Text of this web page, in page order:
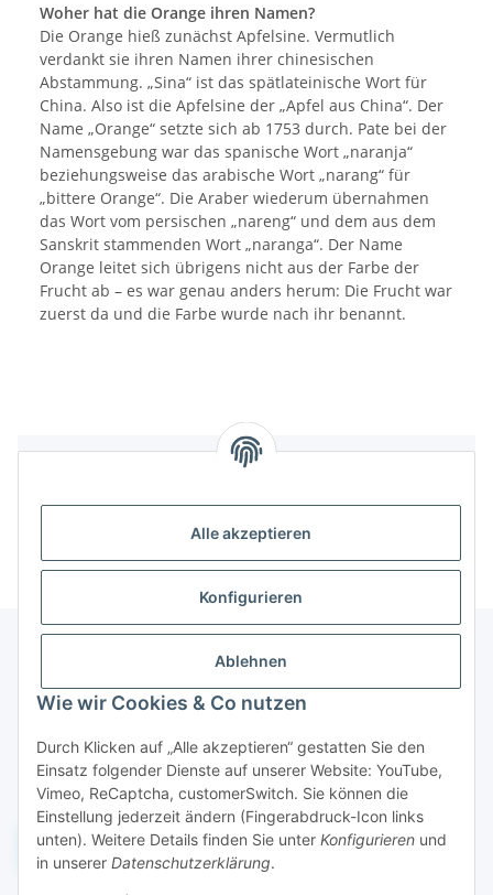
Alle akzeptieren
Konfigurieren
Ablehnen
Wie wir Cookies & Co nutzen
Durch Klicken auf „Alle akzeptieren“ gestatten Sie den
Einsatz folgender Dienste auf unserer Website: YouTube,
Vimeo, ReCaptcha, customerSwitch. Sie können die
Einstellung jederzeit ändern (Fingerabdruck-Icon links
unten). Weitere Details finden Sie unter Konfigurieren und
in unserer Datenschutzerklärung.
Woher hat die Orange ihren Namen?
Die Orange hieß zunächst Apfelsine. Vermutlich
verdankt sie ihren Namen ihrer chinesischen
Abstammung. „Sina“ ist das spätlateinische Wort für
China. Also ist die Apfelsine der „Apfel aus China“. Der
Name „Orange“ setzte sich ab 1753 durch. Pate bei der
Namensgebung war das spanische Wort „naranja“
beziehungsweise das arabische Wort „narang“ für
„bittere Orange“. Die Araber wiederum übernahmen
das Wort vom persischen „nareng“ und dem aus dem
Sanskrit stammenden Wort „naranga“. Der Name
Orange leitet sich übrigens nicht aus der Farbe der
Frucht ab – es war genau anders herum: Die Frucht war
zuerst da und die Farbe wurde nach ihr benannt.
Informationen
Gesetzliche Informationen
Widerruf einreichen